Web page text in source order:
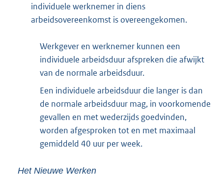
individuele werknemer in diens
arbeidsovereenkomst is overeengekomen.
Werkgever en werknemer kunnen een
individuele arbeidsduur afspreken die afwijkt
van de normale arbeidsduur.
Een individuele arbeidsduur die langer is dan
de normale arbeidsduur mag, in voorkomende
gevallen en met wederzijds goedvinden,
worden afgesproken tot en met maximaal
gemiddeld 40 uur per week.
Het Nieuwe Werken